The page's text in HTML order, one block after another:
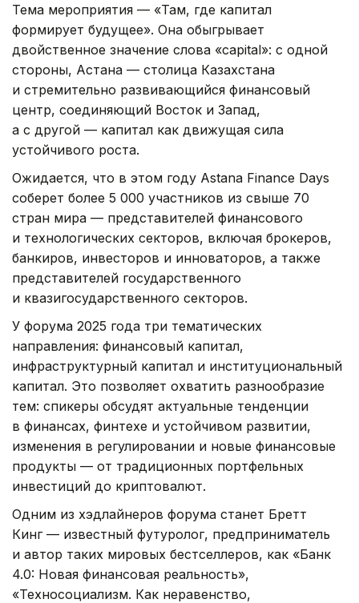
Тема мероприятия — «Там, где капитал
формирует будущее». Она обыгрывает
двойственное значение слова «capital»: с одной
стороны, Астана — столица Казахстана
и стремительно развивающийся финансовый
центр, соединяющий Восток и Запад,
а с другой — капитал как движущая сила
устойчивого роста.
Ожидается, что в этом году Astana Finance Days
соберет более 5 000 участников из свыше 70
стран мира — представителей финансового
и технологических секторов, включая брокеров,
банкиров, инвесторов и инноваторов, а также
представителей государственного
и квазигосударственного секторов.
У форума 2025 года три тематических
направления: финансовый капитал,
инфраструктурный капитал и институциональный
капитал. Это позволяет охватить разнообразие
тем: спикеры обсудят актуальные тенденции
в финансах, финтехе и устойчивом развитии,
изменения в регулировании и новые финансовые
продукты — от традиционных портфельных
инвестиций до криптовалют.
Одним из хэдлайнеров форума станет Бретт
Кинг — известный футуролог, предприниматель
и автор таких мировых бестселлеров, как «Банк
4.0: Новая финансовая реальность»,
«Техносоциализм. Как неравенство,